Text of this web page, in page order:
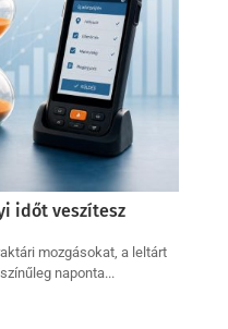
időt veszítesz
mozgásokat, a leltárt
naponta...